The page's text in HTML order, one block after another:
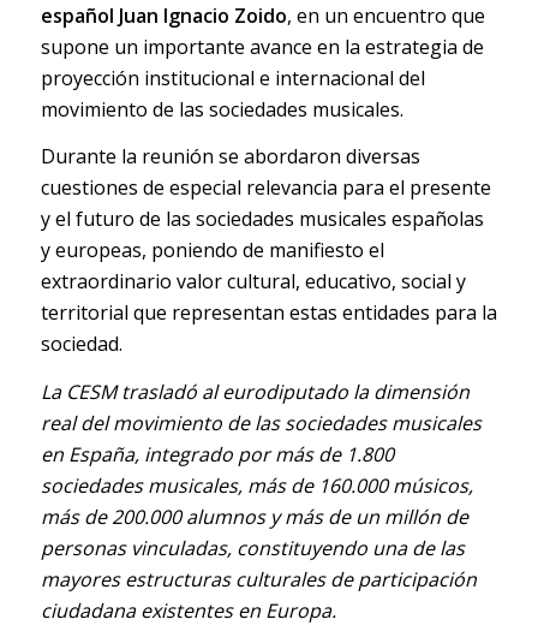
español Juan Ignacio Zoido, en un encuentro que
supone un importante avance en la estrategia de
proyección institucional e internacional del
movimiento de las sociedades musicales.
Durante la reunión se abordaron diversas
cuestiones de especial relevancia para el presente
y el futuro de las sociedades musicales españolas
y europeas, poniendo de manifiesto el
extraordinario valor cultural, educativo, social y
territorial que representan estas entidades para la
sociedad.
La CESM trasladó al eurodiputado la dimensión
real del movimiento de las sociedades musicales
en España, integrado por más de 1.800
sociedades musicales, más de 160.000 músicos,
más de 200.000 alumnos y más de un millón de
personas vinculadas, constituyendo una de las
mayores estructuras culturales de participación
ciudadana existentes en Europa.